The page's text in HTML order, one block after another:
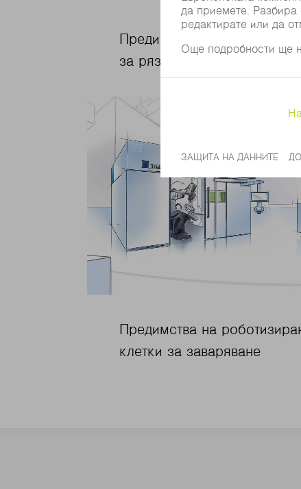
Предимства на лазерните
за рязане на тръби
Предимства на
клетки за заваряване